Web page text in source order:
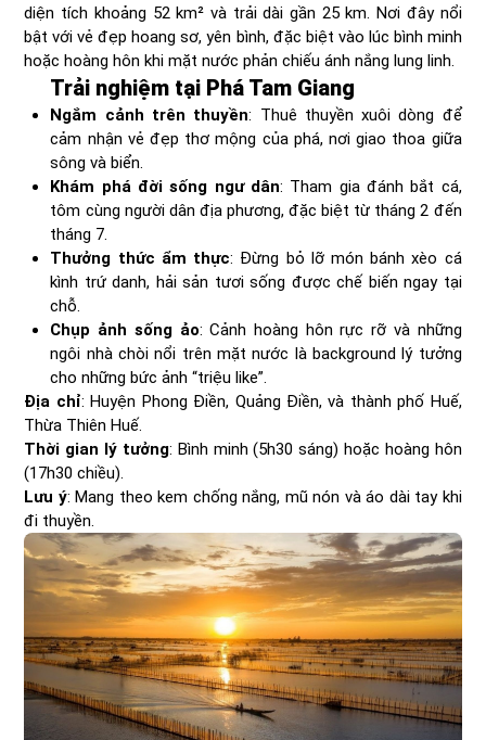
diện tích khoảng 52 km² và trải dài gần 25 km. Nơi đây nổi
bật với vẻ đẹp hoang sơ, yên bình, đặc biệt vào lúc bình minh
hoặc hoàng hôn khi mặt nước phản chiếu ánh nắng lung linh.
Trải nghiệm tại Phá Tam Giang
Ngắm cảnh trên thuyền: Thuê thuyền xuôi dòng để
cảm nhận vẻ đẹp thơ mộng của phá, nơi giao thoa giữa
sông và biển.
Khám phá đời sống ngư dân: Tham gia đánh bắt cá,
tôm cùng người dân địa phương, đặc biệt từ tháng 2 đến
tháng 7.
Thưởng thức ẩm thực: Đừng bỏ lỡ món bánh xèo cá
kình trứ danh, hải sản tươi sống được chế biến ngay tại
chỗ.
Chụp ảnh sống ảo: Cảnh hoàng hôn rực rỡ và những
ngôi nhà chòi nổi trên mặt nước là background lý tưởng
cho những bức ảnh “triệu like”.
Địa chỉ: Huyện Phong Điền, Quảng Điền, và thành phố Huế,
Thừa Thiên Huế.
Thời gian lý tưởng: Bình minh (5h30 sáng) hoặc hoàng hôn
(17h30 chiều).
Lưu ý: Mang theo kem chống nắng, mũ nón và áo dài tay khi
đi thuyền.